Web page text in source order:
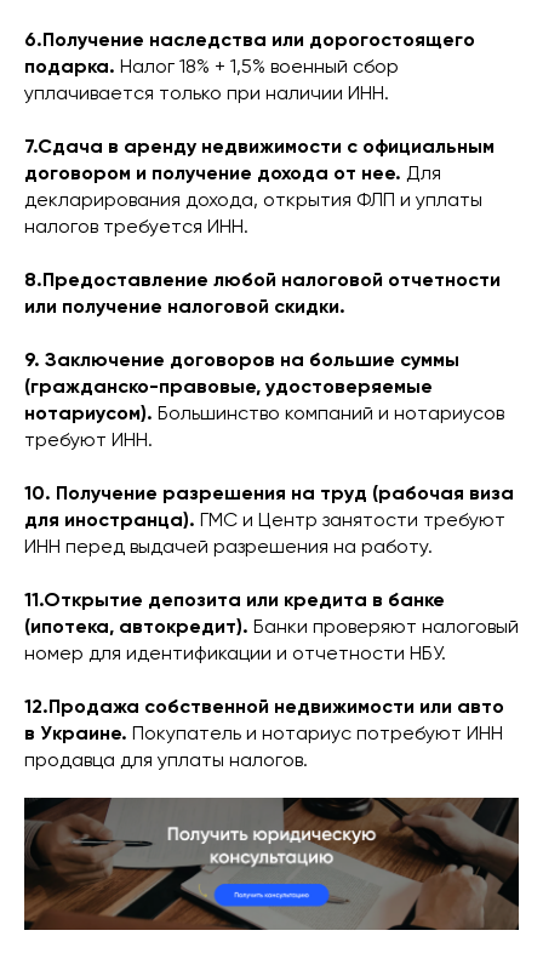
6.Получение наследства или дорогостоящего
подарка. Налог 18% + 1,5% военный сбор
уплачивается только при наличии ИНН.
7.Сдача в аренду недвижимости с официальным
договором и получение дохода от нее. Для
декларирования дохода, открытия ФЛП и уплаты
налогов требуется ИНН.
8.Предоставление любой налоговой отчетности
или получение налоговой скидки.
9. Заключение договоров на большие суммы
(гражданско-правовые, удостоверяемые
нотариусом). Большинство компаний и нотариусов
требуют ИНН.
10. Получение разрешения на труд (рабочая виза
для иностранца). ГМС и Центр занятости требуют
ИНН перед выдачей разрешения на работу.
11.Открытие депозита или кредита в банке
(ипотека, автокредит). Банки проверяют налоговый
номер для идентификации и отчетности НБУ.
12.Продажа собственной недвижимости или авто
в Украине. Покупатель и нотариус потребуют ИНН
продавца для уплаты налогов.